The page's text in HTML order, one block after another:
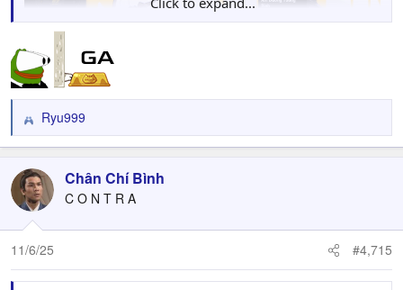
R
e
c
t
i
o
n
:
Ryu999
Chân Chí Bình
C O N T R A
11/6/25 #4,715